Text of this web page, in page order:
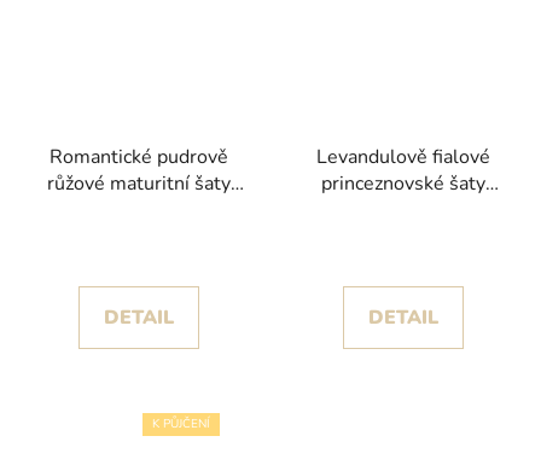
Romantické pudrově
růžové maturitní šaty
DETAIL
Levandulově fialové
princeznovské šaty
DETAIL
K PŮJČENÍ